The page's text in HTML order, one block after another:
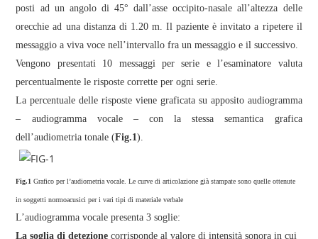
posti ad un angolo di 45° dall’asse occipito-nasale all’altezza delle
orecchie ad una distanza di 1.20 m. Il paziente è invitato a ripetere il
messaggio a viva voce nell’intervallo fra un messaggio e il successivo.
Vengono presentati 10 messaggi per serie e l’esaminatore valuta
percentualmente le risposte corrette per ogni serie.
La percentuale delle risposte viene graficata su apposito audiogramma
– audiogramma vocale – con la stessa semantica grafica
dell’audiometria tonale (Fig.1).
Fig.1 Grafico per l’audiometria vocale. Le curve di articolazione già stampate sono quelle ottenute
in soggetti normoacusici per i vari tipi di materiale verbale
L’audiogramma vocale presenta 3 soglie:
La soglia di detezione corrisponde al valore di intensità sonora in cui